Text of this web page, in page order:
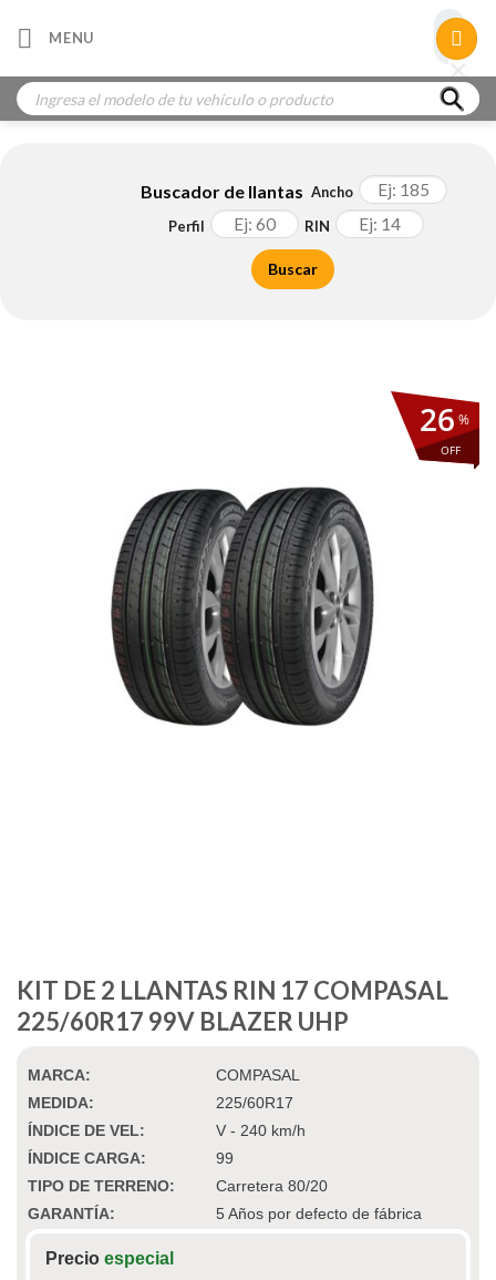
MENU
Búsqueda
de
productos
Buscador de llantas Ancho
Perfil
RIN
Buscar
%
OFF
26
KIT DE 2 LLANTAS RIN 17 COMPASAL
225/60R17 99V BLAZER UHP
MARCA:
COMPASAL
MEDIDA:
225/60R17
ÍNDICE DE VEL:
V - 240 km/h
ÍNDICE CARGA:
99
TIPO DE TERRENO:
Carretera 80/20
GARANTÍA:
5 Años por defecto de fábrica
Precio especial
×
×
×